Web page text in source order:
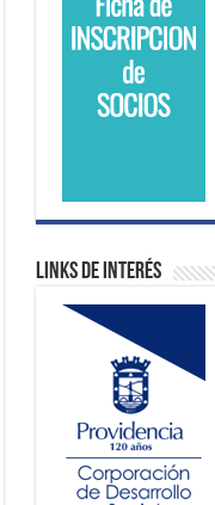
Links de Interés